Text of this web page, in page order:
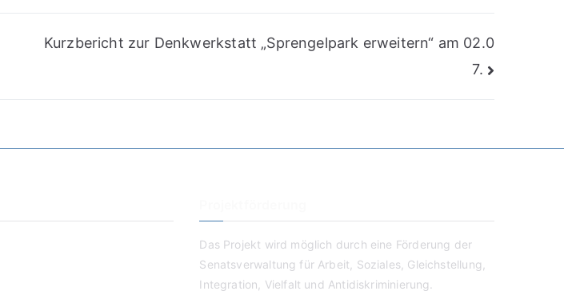
Kurzbericht zur Denkwerkstatt „Sprengelpark erweitern“ am 02.0
7.
Das Projekt wird möglich durch eine Förderung der
Senatsverwaltung für Arbeit, Soziales, Gleichstellung,
Integration, Vielfalt und Antidiskriminierung.